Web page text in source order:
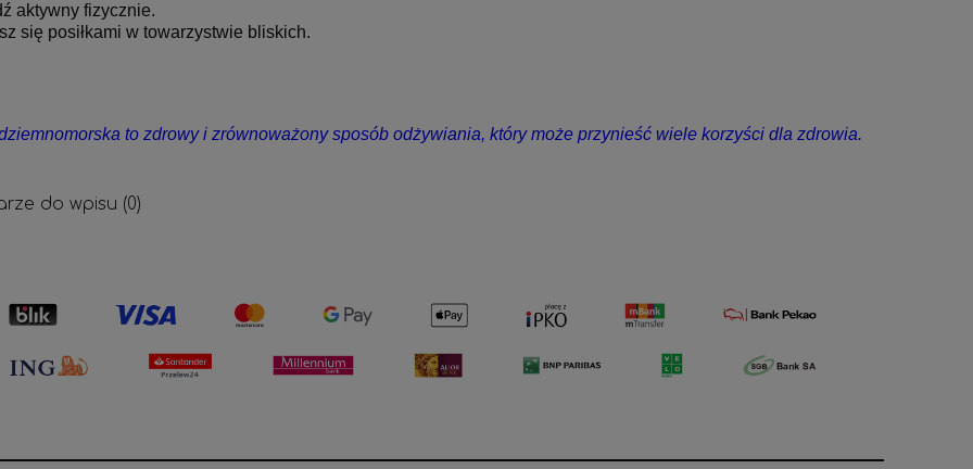
aktywny fizycznie.
się posiłkami w towarzystwie bliskich.
to zdrowy i zrównoważony sposób odżywiania, który może przynieść wiele korzyści dla zdrowia.
do wpisu (0)